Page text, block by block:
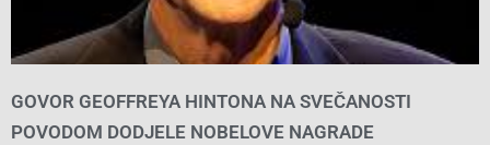
GOVOR GEOFFREYA HINTONA NA SVEČANOSTI
POVODOM DODJELE NOBELOVE NAGRADE